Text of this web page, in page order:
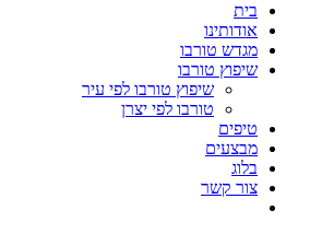
בית
אודותינו
מגדש טורבו
שיפוץ טורבו
שיפוץ טורבו לפי עיר
טורבו לפי יצרן
טיפים
מבצעים
בלוג
צור קשר